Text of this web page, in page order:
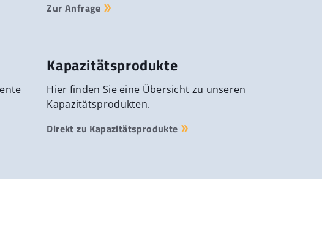
Zur Anfrage
Kapazitätsprodukte
Hier finden Sie eine Übersicht zu unseren
Kapazitätsprodukten.
Direkt zu Kapazitätsprodukte